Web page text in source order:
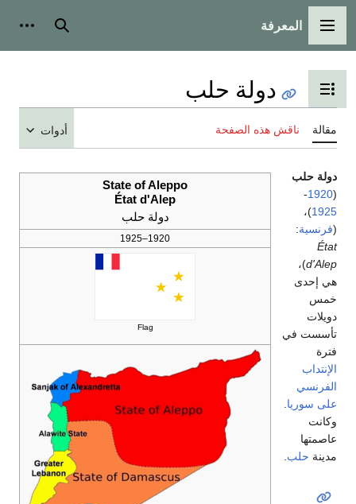
القائمة الرئيسية
المعرفة بحث
تبديل عرض جدول المحتويات
دولة حلب
مقالة ناقش هذه الصفحة أدوات
State of Aleppo
État d'Alep
دولة حلب
1920–1925
Flag
دولة حلب
(
1920
-
1925)،
(فرنسية:
État
d'Alep)،
هي إحدى
خمس
دويلات
تأسست في
فترة
الإنتداب
الفرنسي
على سوريا
وكانت
عاصمتها
مدينة حلب